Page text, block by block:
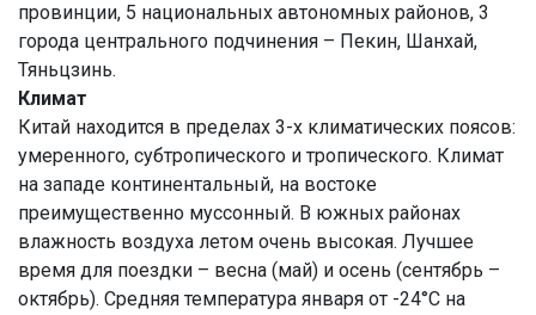
провинции, 5 национальных автономных районов, 3
города центрального подчинения – Пекин, Шанхай,
Тяньцзинь.
Климат
Китай находится в пределах 3-х климатических поясов:
умеренного, субтропического и тропического. Климат
на западе континентальный, на востоке
преимущественно муссонный. В южных районах
влажность воздуха летом очень высокая. Лучшее
время для поездки – весна (май) и осень (сентябрь –
октябрь). Средняя температура января от -24°C на